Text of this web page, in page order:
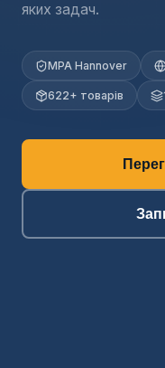
яких задач.
MPA Hannover
622+ товарів